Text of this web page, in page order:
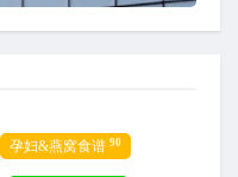
孕妇&燕窝食谱 90